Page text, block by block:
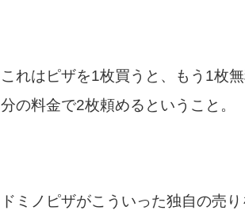
これはピザを1枚買うと、もう1枚
分の料金で2枚頼めるということ。
ドミノピザがこういった独自の売